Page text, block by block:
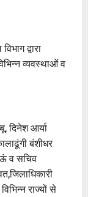
द्वारा
व्यवस्थाओं व
दिनेश आर्या
बंशीधर
व सचिव
राज्यों से